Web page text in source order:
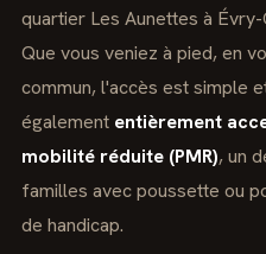
quartier Les Aunettes à
Que vous veniez à pied, en
commun, l'accès est simple
également entièrement
mobilité réduite (PMR), un
familles avec poussette ou
de handicap.